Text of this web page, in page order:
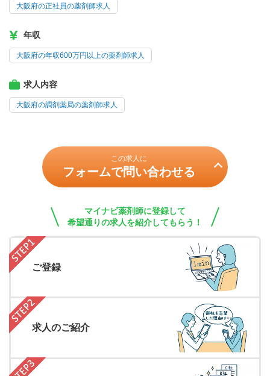
大阪府の正社員の薬剤師求人
年収
大阪府の年収600万円以上の薬剤師求人
求人内容
大阪府の調剤薬局の薬剤師求人
この求人に
フォームで問い合わせる
マイナビ薬剤師に登録して
希望通りの求人を紹介してもらう！
ご登録
求人のご紹介